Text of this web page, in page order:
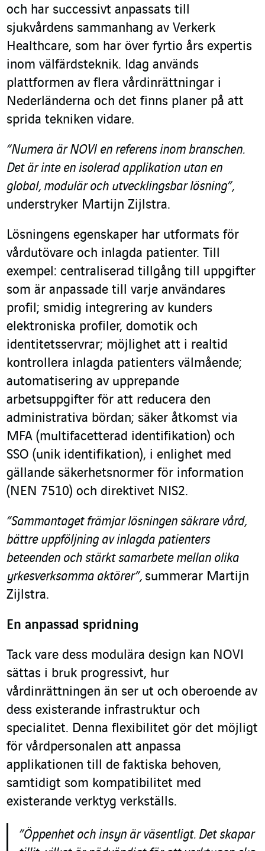
och har successivt anpassats till
sjukvårdens sammanhang av Verkerk
Healthcare, som har över fyrtio års expertis
inom välfärdsteknik. Idag används
plattformen av flera vårdinrättningar i
Nederländerna och det finns planer på att
sprida tekniken vidare.
”Numera är NOVI en referens inom branschen.
Det är inte en isolerad applikation utan en
global, modulär och utvecklingsbar lösning”,
understryker Martijn Zijlstra.
Lösningens egenskaper har utformats för
vårdutövare och inlagda patienter. Till
exempel: centraliserad tillgång till uppgifter
som är anpassade till varje användares
profil; smidig integrering av kunders
elektroniska profiler, domotik och
identitetsservrar; möjlighet att i realtid
kontrollera inlagda patienters välmående;
automatisering av upprepande
arbetsuppgifter för att reducera den
administrativa bördan; säker åtkomst via
MFA (multifacetterad identifikation) och
SSO (unik identifikation), i enlighet med
gällande säkerhetsnormer för information
(NEN 7510) och direktivet NIS2.
”Sammantaget främjar lösningen säkrare vård,
bättre uppföljning av inlagda patienters
beteenden och stärkt samarbete mellan olika
yrkesverksamma aktörer”, summerar Martijn
Zijlstra.
En anpassad spridning
Tack vare dess modulära design kan NOVI
sättas i bruk progressivt, hur
vårdinrättningen än ser ut och oberoende av
dess existerande infrastruktur och
specialitet. Denna flexibilitet gör det möjligt
för vårdpersonalen att anpassa
applikationen till de faktiska behoven,
samtidigt som kompatibilitet med
existerande verktyg verkställs.
”Öppenhet och insyn är väsentligt. Det skapar